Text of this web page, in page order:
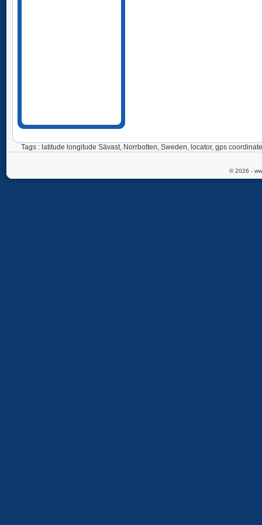
Tags : latitude longitude Sävast, Norrbotten, Sweden, locator, gps
© 2026 -